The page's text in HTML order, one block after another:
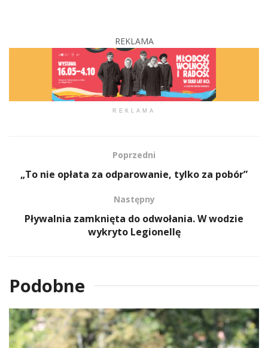
REKLAMA
REKLAMA
Poprzedni
„To nie opłata za odparowanie, tylko za pobór”
Następny
Pływalnia zamknięta do odwołania. W wodzie
wykryto Legionellę
Podobne